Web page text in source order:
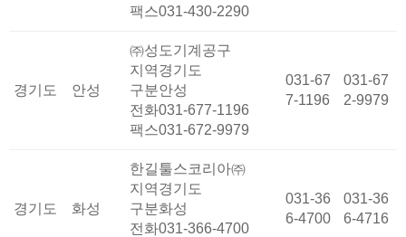
팩스031-430-2290
경기도 안성
㈜성도기계공구
지역경기도
구분안성
전화031-677-1196
팩스031-672-9979
031-67
7-1196
031-67
2-9979
경기도 화성
한길툴스코리아㈜
지역경기도
구분화성
전화031-366-4700
031-36
6-4700
031-36
6-4716